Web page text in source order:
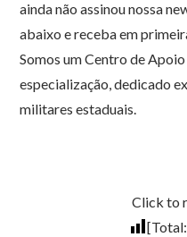
ainda não assinou nossa
abaixo e receba em
Somos um Centro de
especialização, dedicado
militares estaduais.
Click to
[Total: